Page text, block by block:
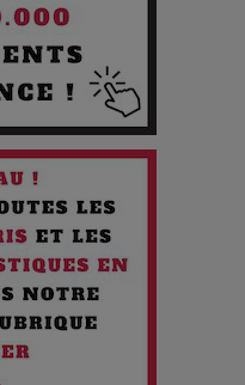
des vacances sportives
Volonakis, l'Artiste du
: une plongée dans un
célèbre ses 30